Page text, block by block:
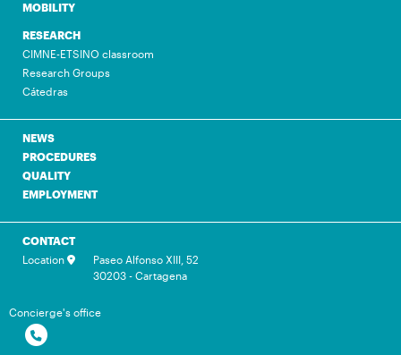
MOBILITY
RESEARCH
CIMNE-ETSINO classroom
Research Groups
Cátedras
NEWS
PROCEDURES
QUALITY
EMPLOYMENT
CONTACT
Location
Paseo Alfonso XIII, 52
30203 - Cartagena
Concierge's office